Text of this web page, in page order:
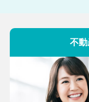
不